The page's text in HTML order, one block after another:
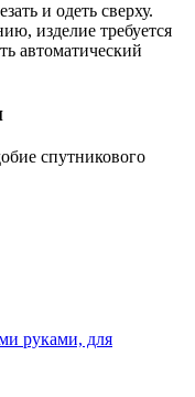
и одеть сверху.
изделие требуется
автоматический
спутникового
руками, для